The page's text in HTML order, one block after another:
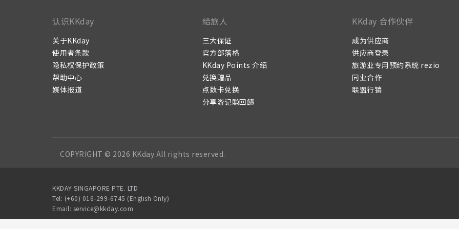
认识KKday
关于KKday
使用者条款
隐私权保护政策
帮助中心
媒体报道
給旅人
三大保证
官方部落格
KKday Points 介绍
兑换赠品
点数卡兑换
分享游记賺回饋
KKday 合作伙伴
成为供应商
供应商登录
旅游业专用预约系统 rezio
同业合作
联盟行销
COPYRIGHT © 2026 KKday All rights reserved.
KKDAY SINGAPORE PTE. LTD
Tel: (+60) 016-299-6745 (English Only)
Email: service@kkday.com